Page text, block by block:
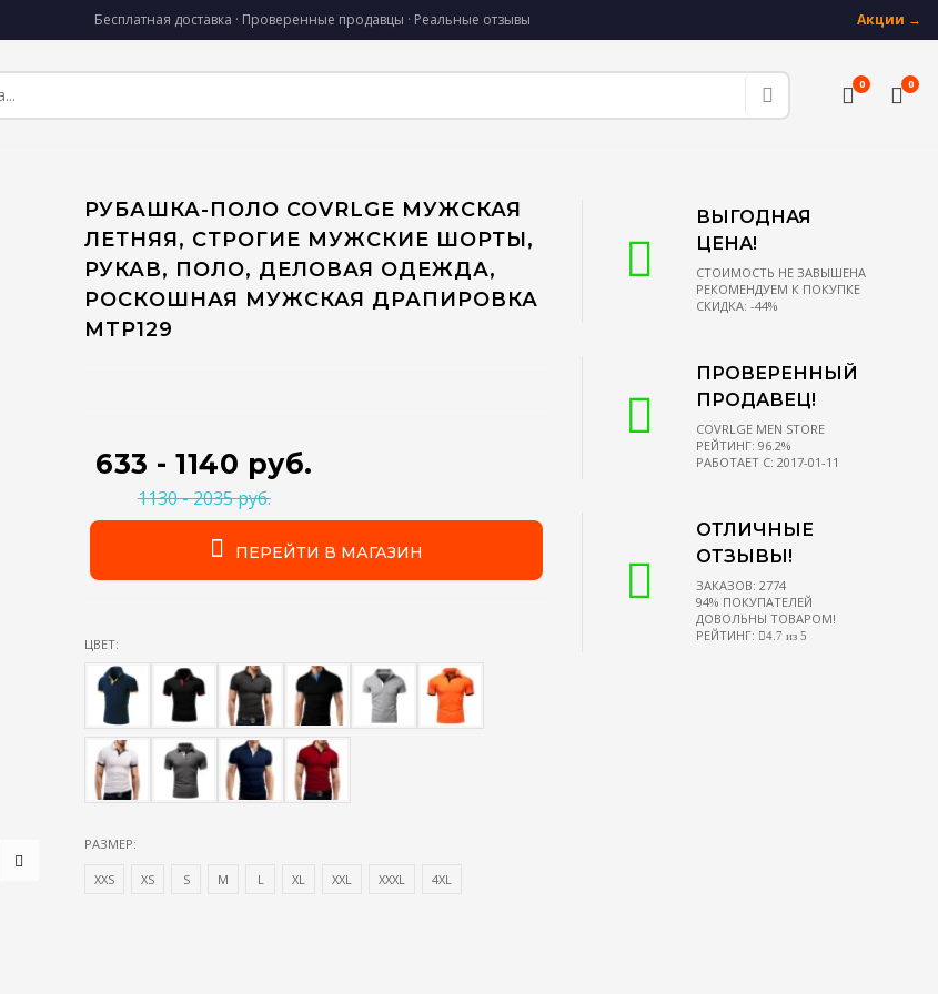
Бесплатная доставка · Проверенные продавцы · Реальные отзывы Акции →
0 0
РУБАШКА-ПОЛО COVRLGE МУЖСКАЯ
ЛЕТНЯЯ, СТРОГИЕ МУЖСКИЕ ШОРТЫ,
РУКАВ, ПОЛО, ДЕЛОВАЯ ОДЕЖДА,
РОСКОШНАЯ МУЖСКАЯ ДРАПИРОВКА
MTP129
633 - 1140 руб.
1130 - 2035 руб.
ПЕРЕЙТИ В МАГАЗИН
ЦВЕТ:
РАЗМЕР:
XXS XS S М L XL XXL XXXL 4XL
ВЫГОДНАЯ
ЦЕНА!
СТОИМОСТЬ НЕ ЗАВЫШЕНА
РЕКОМЕНДУЕМ К ПОКУПКЕ
СКИДКА: -44%
ПРОВЕРЕННЫЙ
ПРОДАВЕЦ!
COVRLGE MEN STORE
РЕЙТИНГ: 96.2%
РАБОТАЕТ С: 2017-01-11
ОТЛИЧНЫЕ
ОТЗЫВЫ!
ЗАКАЗОВ: 2774
94% ПОКУПАТЕЛЕЙ
ДОВОЛЬНЫ ТОВАРОМ!
РЕЙТИНГ:
4.7 из 5